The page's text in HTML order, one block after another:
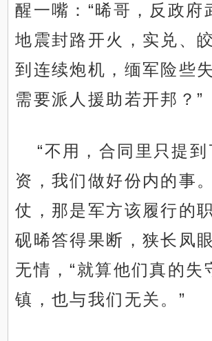
醒一嘴：“晞哥，反政府
地震封路开火，实兑、
到连续炮机，缅军险些
需要派人援助若开邦？”
“不用，合同里只提到
资，我们做好份内的事
仗，那是军方该履行的
砚晞答得果断，狭长凤
无情，“就算他们真的失
镇，也与我们无关。”